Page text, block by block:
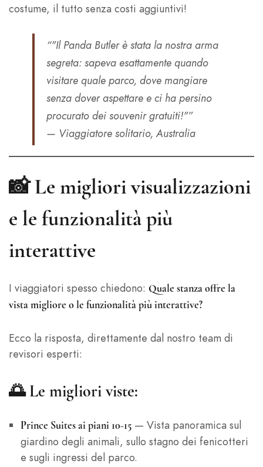
costume, il tutto senza costi aggiuntivi!
“"Il Panda Butler è stata la nostra arma
segreta: sapeva esattamente quando
visitare quale parco, dove mangiare
senza dover aspettare e ci ha persino
procurato dei souvenir gratuiti!"”
— Viaggiatore solitario, Australia
📸 Le migliori visualizzazioni
e le funzionalità più
interattive
I viaggiatori spesso chiedono: Quale stanza offre la
vista migliore o le funzionalità più interattive?
Ecco la risposta, direttamente dal nostro team di
revisori esperti:
🌅 Le migliori viste:
Prince Suites ai piani 10-15— Vista panoramica sul
giardino degli animali, sullo stagno dei fenicotteri
e sugli ingressi del parco.